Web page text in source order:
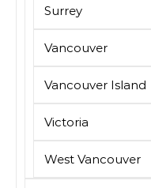
Surrey
Vancouver
Vancouver Island
Victoria
West Vancouver